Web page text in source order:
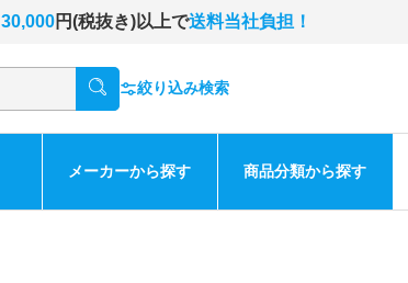
30,000円(税抜き)以上で送料当社負担！
絞り込み検索
メーカーから探す 商品分類から探す